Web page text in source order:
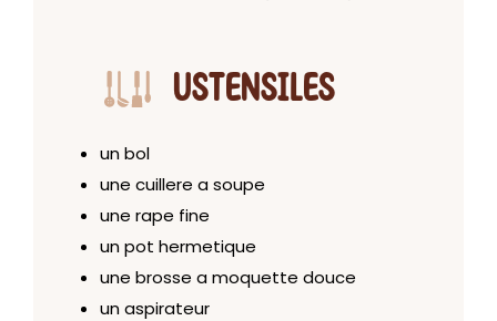
USTENSILES
un bol
une cuillere a soupe
une rape fine
un pot hermetique
une brosse a moquette douce
un aspirateur